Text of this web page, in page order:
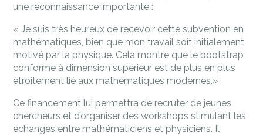
une reconnaissance importante :
« Je suis très heureux de recevoir cette subvention en
mathématiques, bien que mon travail soit initialement
motivé par la physique. Cela montre que le bootstrap
conforme à dimension supérieur est de plus en plus
étroitement lié aux mathématiques modernes.»
Ce financement lui permettra de recruter de jeunes
chercheurs et d’organiser des workshops stimulant les
échanges entre mathématiciens et physiciens. Il